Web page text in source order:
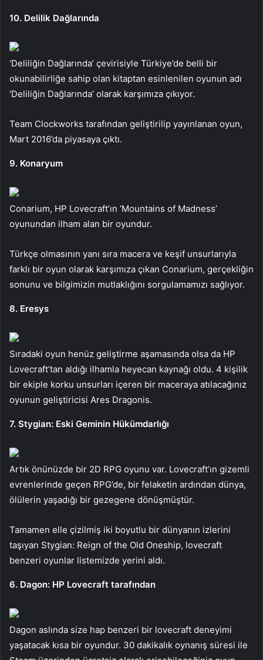
10. Delilik Dağlarında
‘Deliliğin Dağlarında’ çevirisiyle Türkiye’de belli bir
okunabilirliğe sahip olan kitaptan esinlenilen oyunun adı
‘Deliliğin Dağlarında’ olarak karşımıza çıkıyor.
Team Clockworks tarafından geliştirilip yayınlanan oyun,
Mart 2016’da piyasaya çıktı.
9. Konaryum
Conarium, HP Lovecraft’ın ‘Mountains of Madness’
oyunundan ilham alan bir oyundur.
Türkçe olmasının yanı sıra macera ve keşif unsurlarıyla
farklı bir oyun olarak karşımıza çıkan Conarium, gerçekliğin
sonunu ve bilgimizin mutlaklığını sorgulamamızı sağlıyor.
8. Eresys
Sıradaki oyun henüz geliştirme aşamasında olsa da HP
Lovecraft’tan aldığı ilhamla heyecan kaynağı oldu. 4 kişilik
bir ekiple korku unsurları içeren bir maceraya atılacağınız
oyunun geliştiricisi Ares Dragonis.
7. Stygian: Eski Geminin Hükümdarlığı
Artık önünüzde bir 2D RPG oyunu var. Lovecraft’ın gizemli
evrenlerinde geçen RPG’de, bir felaketin ardından dünya,
ölülerin yaşadığı bir gezegene dönüşmüştür.
Tamamen elle çizilmiş iki boyutlu bir dünyanın izlerini
taşıyan Stygian: Reign of the Old Oneship, lovecraft
benzeri oyunlar listemizde yerini aldı.
6. Dagon: HP Lovecraft tarafından
Dagon aslında size hap benzeri bir lovecraft deneyimi
yaşatacak kısa bir oyundur. 30 dakikalık oynanış süresi ile